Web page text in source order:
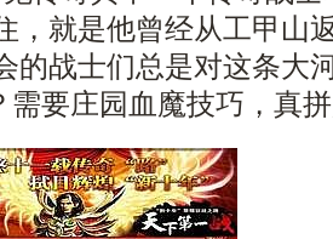
，就是他曾经从工甲山
的战士们总是对这条大
需要庄园血魔技巧，真